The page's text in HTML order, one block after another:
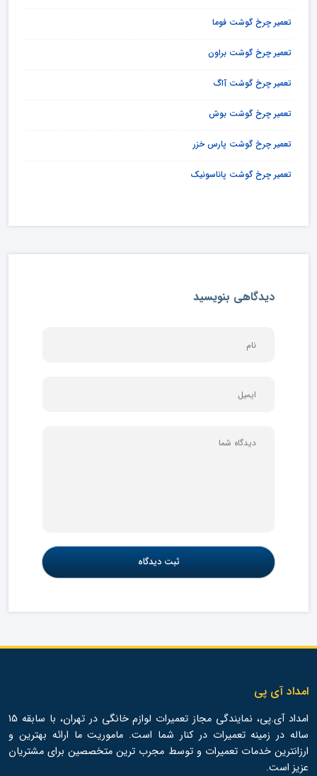
تعمیر چرخ گوشت فوما
تعمیر چرخ گوشت براون
تعمیر چرخ گوشت آاگ
تعمیر چرخ گوشت بوش
تعمیر چرخ گوشت پارس خزر
تعمیر چرخ گوشت پاناسونیک
دیدگاهی بنویسید
امداد آی پی
امداد آی.پی، نمایندگی مجاز تعمیرات لوازم خانگی در تهران، با سابقه 15
ساله در زمینه تعمیرات در کنار شما است. ماموریت ما ارائه بهترین و
ارزانترین خدمات تعمیرات و توسط مجرب ترین متخصصین برای مشتریان
عزیز است.